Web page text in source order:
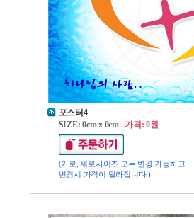
포스터4
SIZE: 0cm x 0cm가격: 0원
(가로, 세로사이즈 모두 변경 가능하고
변경시 가격이 달라집니다.)